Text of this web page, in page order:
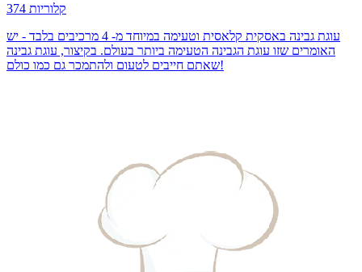
374 קלוריות
עוגת גבינה באסקית קלאסית וטעימה במיוחד מ- 4 מרכיבים בלבד - יש
האומרים שזו עוגת הגבינה הטעימה ביותר בעולם. בקיצור, עוגת גבינה
שאתם חייבים לטעום ולהתמכר גם כמו כולם!